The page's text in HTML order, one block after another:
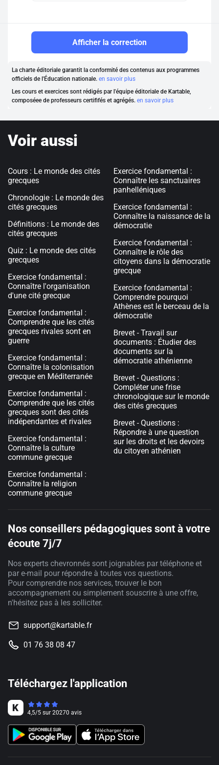
Afficher la correction
La charte éditoriale garantit la conformité des contenus aux programmes
officiels de l'Éducation nationale. en savoir plus
Les cours et exercices sont rédigés par l'équipe éditoriale de Kartable,
composéee de professeurs certififés et agrégés. en savoir plus
Voir aussi
Cours : Le monde des cités
grecques
Chronologie : Le monde des
cités grecques
Définitions : Le monde des
cités grecques
Quiz : Le monde des cités
grecques
Exercice fondamental :
Connaître l'organisation
d'une cité grecque
Exercice fondamental :
Comprendre que les cités
grecques rivales sont en
guerre
Exercice fondamental :
Connaître la colonisation
grecque en Méditerranée
Exercice fondamental :
Comprendre que les cités
grecques sont des cités
indépendantes et rivales
Exercice fondamental :
Connaître la culture
commune grecque
Exercice fondamental :
Connaître la religion
commune grecque
Exercice fondamental :
Connaître les sanctuaires
panhelléniques
Exercice fondamental :
Connaître la naissance de la
démocratie
Exercice fondamental :
Connaître le rôle des
citoyens dans la démocratie
grecque
Exercice fondamental :
Comprendre pourquoi
Athènes est le berceau de la
démocratie
Brevet - Travail sur
documents : Étudier des
documents sur la
démocratie athénienne
Brevet - Questions :
Compléter une frise
chronologique sur le monde
des cités grecques
Brevet - Questions :
Répondre à une question
sur les droits et les devoirs
du citoyen athénien
Nos conseillers pédagogiques sont à votre
écoute 7j/7
Nos experts chevronnés sont joignables par téléphone et
par e-mail pour répondre à toutes vos questions.
Pour comprendre nos services, trouver le bon
accompagnement ou simplement souscrire à une offre,
n'hésitez pas à les solliciter.
support@kartable.fr
01 76 38 08 47
Téléchargez l'application
4,5/5 sur 20270 avis